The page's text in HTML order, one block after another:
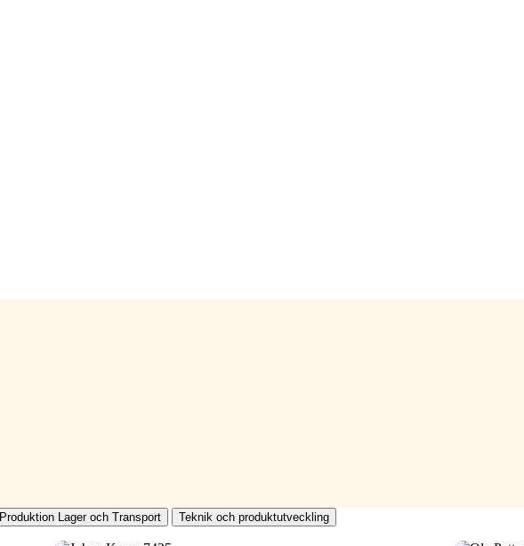
Produktion Lager och Transport Teknik och produktutveckling